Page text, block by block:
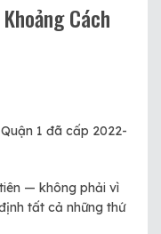
Cách
1 đã cấp 2022-
— không phải vì
tất cả những thứ